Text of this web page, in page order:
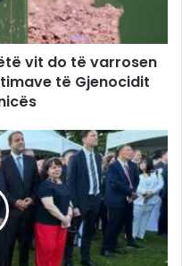
vit do të varrosen
të Gjenocidit